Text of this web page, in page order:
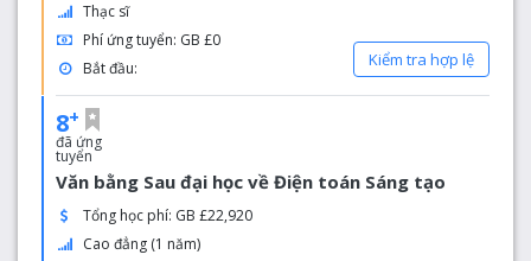
Thạc sĩ
Phí ứng tuyển: GB £0
Bắt đầu:
Kiểm tra hợp lệ
8+
đã ứng
tuyển
Văn bằng Sau đại học về Điện toán Sáng tạo
Tổng học phí: GB £22,920
Cao đẳng (1 năm)